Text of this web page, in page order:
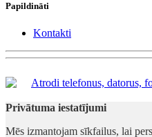
Papildināti
Kontakti
Privātuma iestatījumi
Mēs izmantojam sīkfailus, lai